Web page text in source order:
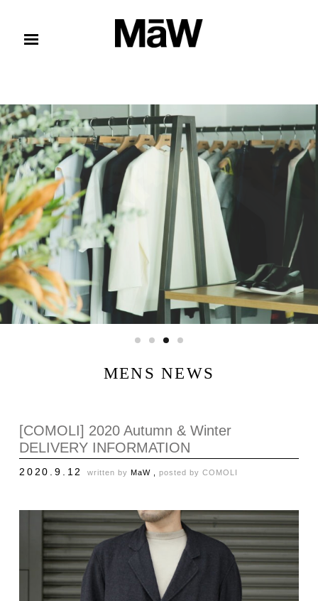
MENS NEWS
[COMOLI] 2020 Autumn & Winter
DELIVERY INFORMATION
2020.9.12 written by MaW , posted by COMOLI